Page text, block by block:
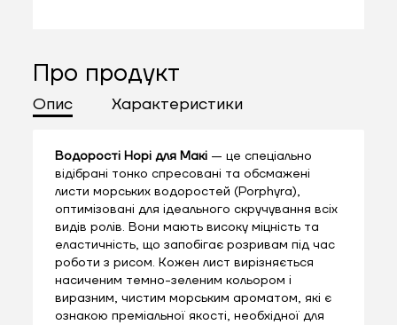
Про продукт
Опис Характеристики
Водорості Норі для Макі — це спеціально
відібрані тонко спресовані та обсмажені
листи морських водоростей (Porphyra),
оптимізовані для ідеального скручування всіх
видів ролів. Вони мають високу міцність та
еластичність, що запобігає розривам під час
роботи з рисом. Кожен лист вирізняється
насиченим темно-зеленим кольором і
виразним, чистим морським ароматом, які є
ознакою преміальної якості, необхідної для